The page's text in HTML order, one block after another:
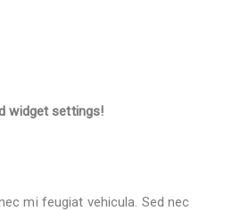
widget settings!
mi feugiat vehicula. Sed nec